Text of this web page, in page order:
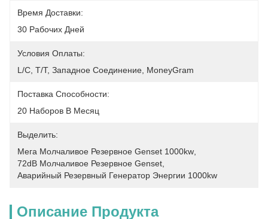
Время Доставки:
30 Рабочих Дней
Условия Оплаты:
L/C, T/T, Западное Соединение, MoneyGram
Поставка Способности:
20 Наборов В Месяц
Выделить:
Мега Молчаливое Резервное Genset 1000kw
72dB Молчаливое Резервное Genset
Аварийный Резервный Генератор Энергии 1000kw
Описание Продукта